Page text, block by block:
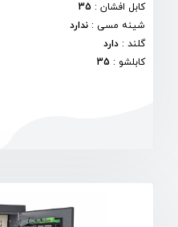
کابل افشان :
35
شینه مسی : ندارد
گلند : دارد
کابلشو :
35